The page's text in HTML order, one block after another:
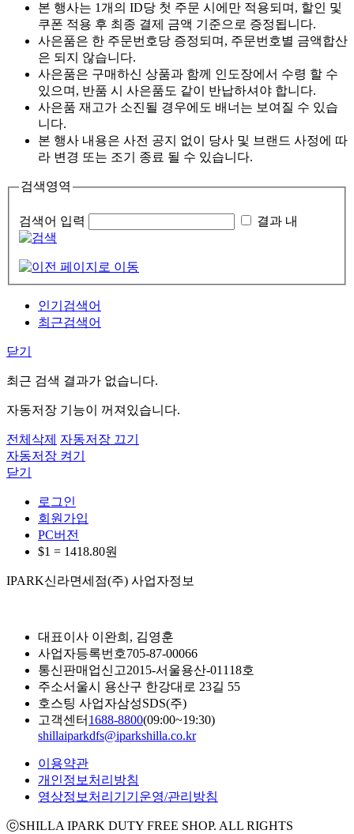
본 행사는 1개의 ID당 첫 주문 시에만 적용되며, 할인 및
쿠폰 적용 후 최종 결제 금액 기준으로 증정됩니다.
사은품은 한 주문번호당 증정되며, 주문번호별 금액합산
은 되지 않습니다.
사은품은 구매하신 상품과 함께 인도장에서 수령 할 수
있으며, 반품 시 사은품도 같이 반납하셔야 합니다.
사은품 재고가 소진될 경우에도 배너는 보여질 수 있습
니다.
본 행사 내용은 사전 공지 없이 당사 및 브랜드 사정에 따
라 변경 또는 조기 종료 될 수 있습니다.
검색영역
검색어 입력 결과 내
인기검색어
최근검색어
닫기
최근 검색 결과가 없습니다.
자동저장 기능이 꺼져있습니다.
전체삭제 자동저장 끄기
자동저장 켜기
닫기
로그인
회원가입
PC버전
$1 = 1418.80원
IPARK신라면세점(주) 사업자정보
대표이사 이완희, 김영훈
사업자등록번호705-87-00066
통신판매업신고2015-서울용산-01118호
주소서울시 용산구 한강대로 23길 55
호스팅 사업자삼성SDS(주)
고객센터 1688-8800(09:00~19:30)
shillaiparkdfs@iparkshilla.co.kr
이용약관
개인정보처리방침
영상정보처리기기운영/관리방침
ⓒSHILLA IPARK DUTY FREE SHOP. ALL RIGHTS